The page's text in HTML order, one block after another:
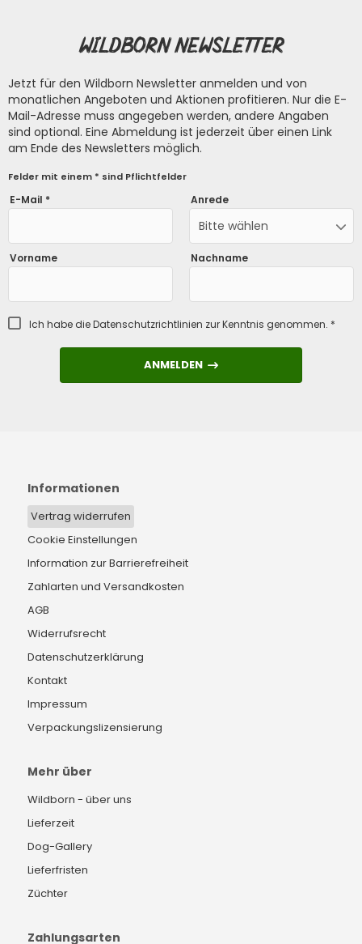
Wildborn Newsletter
Jetzt für den Wildborn Newsletter anmelden und von
monatlichen Angeboten und Aktionen profitieren. Nur die E-
Mail-Adresse muss angegeben werden, andere Angaben
sind optional. Eine Abmeldung ist jederzeit über einen Link
am Ende des Newsletters möglich.
Felder mit einem * sind Pflichtfelder
E-Mail * Anrede
Bitte wählen
Vorname Nachname
Ich habe dieDatenschutzrichtlinien zur Kenntnis genommen. *
ANMELDEN
ANMELDEN
Informationen
Vertrag widerrufen
Cookie Einstellungen
Information zur Barrierefreiheit
Zahlarten und Versandkosten
AGB
Widerrufsrecht
Datenschutzerklärung
Kontakt
Impressum
Verpackungslizensierung
Mehr über
Wildborn - über uns
Lieferzeit
Dog-Gallery
Lieferfristen
Züchter
Zahlungsarten